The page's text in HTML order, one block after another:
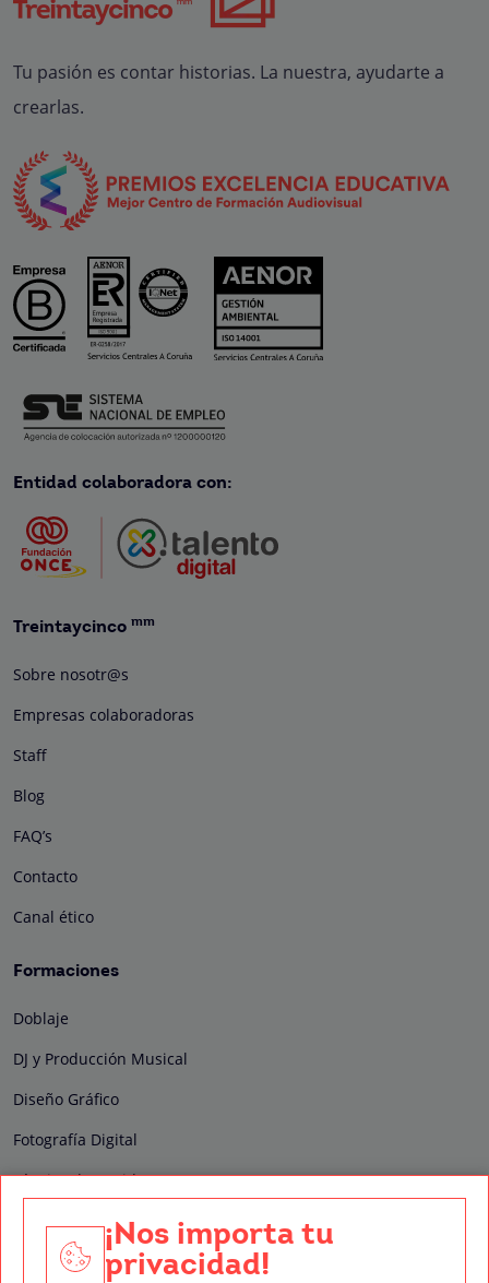
Tu pasión es contar historias. La nuestra, ayudarte a
crearlas.
Entidad colaboradora con:
Treintaycinco mm
Sobre nosotr@s
Empresas colaboradoras
Staff
Blog
FAQ’s
Contacto
Canal ético
Formaciones
Doblaje
DJ y Producción Musical
Diseño Gráfico
Fotografía Digital
Técnico de Sonido
Edición y Postproducción de Vídeo
¡Nos importa tu
privacidad!